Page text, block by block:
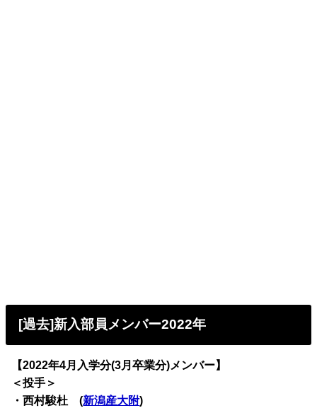
[過去]新入部員メンバー2022年
【2022年4月入学分(3月卒業分)メンバー】
＜投手＞
・西村駿杜 (新潟産大附)